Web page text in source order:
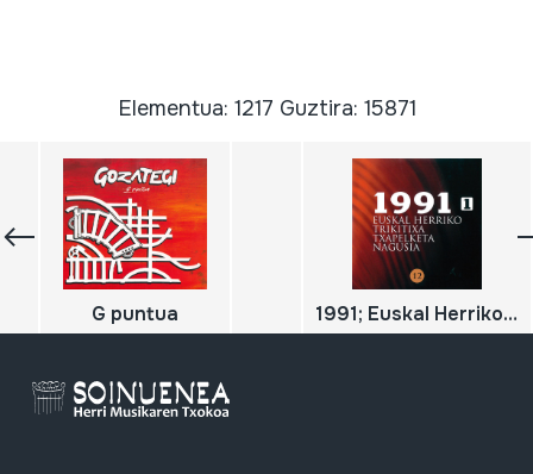
Elementua: 1217 Guztira: 15871
G puntua 1991; Euskal Herriko Trikitixa Txapelketa Nagusia; 1